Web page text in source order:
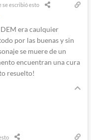
se escribió esto
era caulquier
por las buenas y sin
se muere de un
encuentran una cura
resuelto!